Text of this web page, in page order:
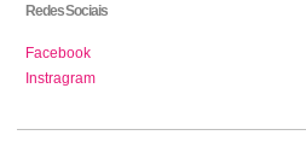
Redes Sociais
Facebook
Instragram